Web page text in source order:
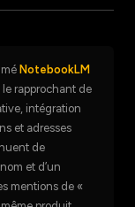
NotebookLM
le rapprochant de
intégration
et adresses
de
et d’un
mentions de «